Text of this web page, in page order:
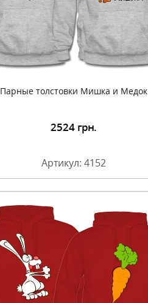
Парные толстовки Мишка и Медок
2524 грн.
Артикул: 4152
Подробнее